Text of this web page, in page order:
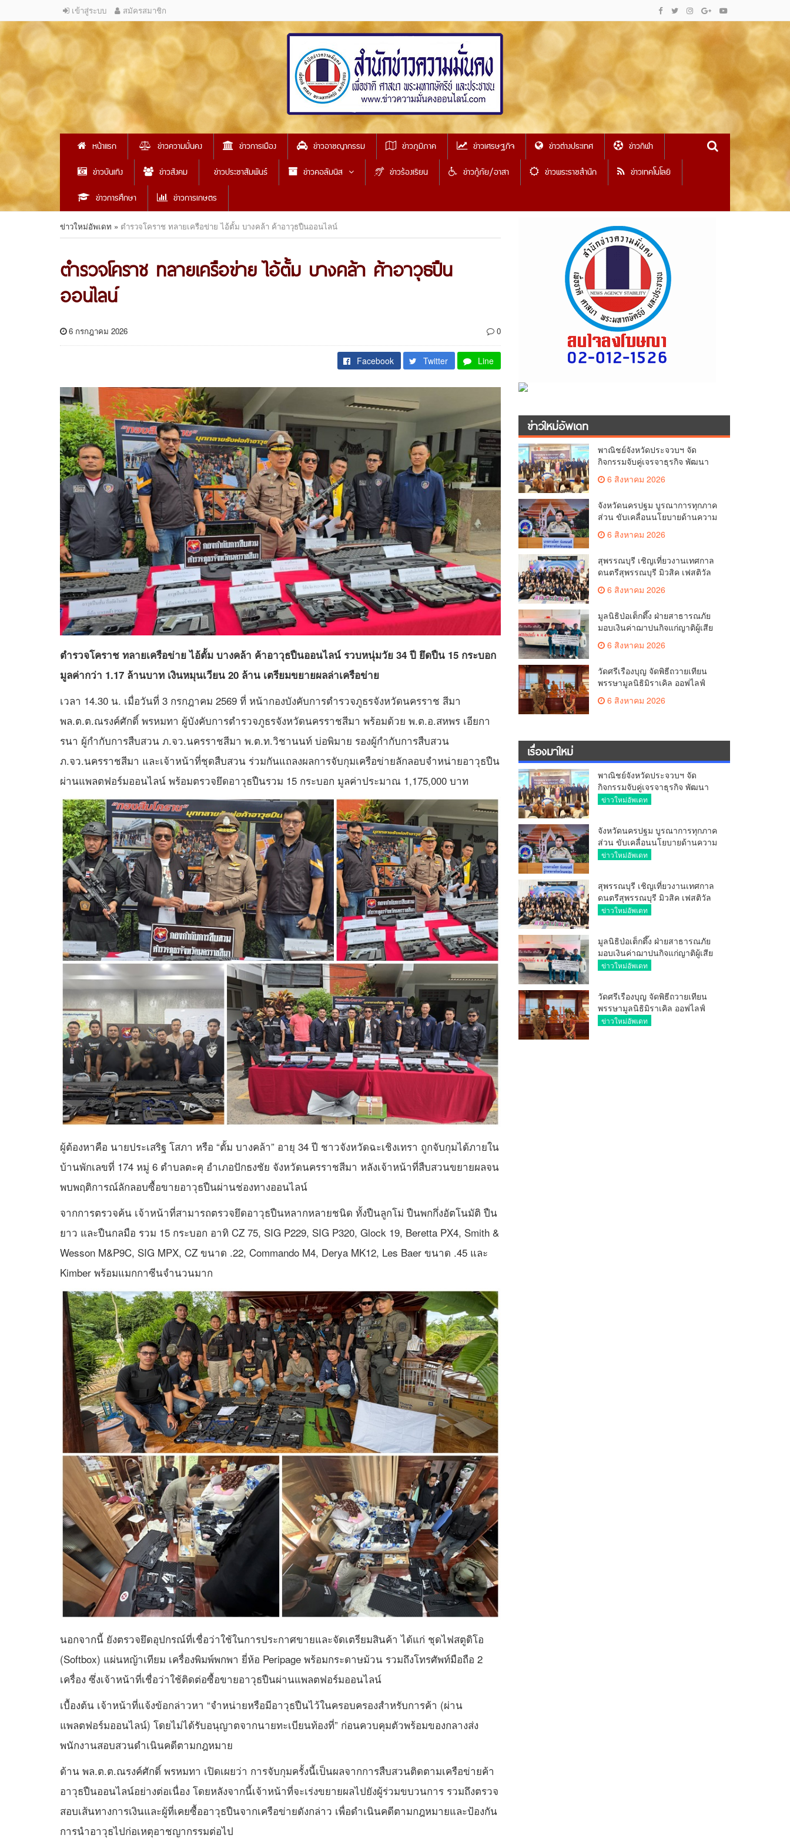
เข้าสู่ระบบ สมัครสมาชิก
หน้าแรก ข่าวความมั่นคง ข่าวการเมือง ข่าวอาชญากรรม ข่าวภูมิภาค ข่าวเศรษฐกิจ ข่าวต่างประเทศ
ข่าวกีฬา
ข่าวบันเทิง
ข่าวสังคม ข่าวประชาสัมพันธ์ ข่าวคอลัมนิส ข่าวร้องเรียน ข่าวกู้ภัย/อาสา ข่าวพระราชสำนัก
ข่าวเทคโนโลยี
ข่าวการศึกษา
ข่าวการเกษตร
ข่าวใหม่อัพเดท » ตำรวจโคราช ทลายเครือข่าย ไอ้ตั้ม บางคล้า ค้าอาวุธปืนออนไลน์
ตำรวจโคราช ทลายเครือข่าย ไอ้ตั้ม บางคล้า ค้าอาวุธปืน
ออนไลน์
6 กรกฎาคม 2026 0
Facebook Twitter Line
ตำรวจโคราช ทลายเครือข่าย ไอ้ตั้ม บางคล้า ค้าอาวุธปืนออนไลน์ รวบหนุ่มวัย 34 ปี ยึดปืน 15 กระบอก
มูลค่ากว่า 1.17 ล้านบาท เงินหมุนเวียน 20 ล้าน เตรียมขยายผลล่าเครือข่าย
เวลา 14.30 น. เมื่อวันที่ 3 กรกฎาคม 2569 ที่ หน้ากองบังคับการตำรวจภูธรจังหวัดนครราช สีมา
พล.ต.ต.ณรงค์ศักดิ์ พรหมทา ผู้บังคับการตำรวจภูธรจังหวัดนครราชสีมา พร้อมด้วย พ.ต.อ.สหพร เอียกา
รนา ผู้กำกับการสืบสวน ภ.จว.นครราชสีมา พ.ต.ท.วิชานนท์ บ่อพิมาย รองผู้กำกับการสืบสวน
ภ.จว.นครราชสีมา และเจ้าหน้าที่ชุดสืบสวน ร่วมกันแถลงผลการจับกุมเครือข่ายลักลอบจำหน่ายอาวุธปืน
ผ่านแพลตฟอร์มออนไลน์ พร้อมตรวจยึดอาวุธปืนรวม 15 กระบอก มูลค่าประมาณ 1,175,000 บาท
ผู้ต้องหาคือ นายประเสริฐ โสภา หรือ “ตั้ม บางคล้า” อายุ 34 ปี ชาวจังหวัดฉะเชิงเทรา ถูกจับกุมได้ภายใน
บ้านพักเลขที่ 174 หมู่ 6 ตำบลตะคุ อำเภอปักธงชัย จังหวัดนครราชสีมา หลังเจ้าหน้าที่สืบสวนขยายผลจน
พบพฤติการณ์ลักลอบซื้อขายอาวุธปืนผ่านช่องทางออนไลน์
จากการตรวจค้น เจ้าหน้าที่สามารถตรวจยึดอาวุธปืนหลากหลายชนิด ทั้งปืนลูกโม่ ปืนพกกึ่งอัตโนมัติ ปืน
ยาว และปืนกลมือ รวม 15 กระบอก อาทิ CZ 75, SIG P229, SIG P320, Glock 19, Beretta PX4, Smith &
Wesson M&P9C, SIG MPX, CZ ขนาด .22, Commando M4, Derya MK12, Les Baer ขนาด .45 และ
Kimber พร้อมแมกกาซีนจำนวนมาก
นอกจากนี้ ยังตรวจยึดอุปกรณ์ที่เชื่อว่าใช้ในการประกาศขายและจัดเตรียมสินค้า ได้แก่ ชุดไฟสตูดิโอ
(Softbox) แผ่นหญ้าเทียม เครื่องพิมพ์พกพา ยี่ห้อ Peripage พร้อมกระดาษม้วน รวมถึงโทรศัพท์มือถือ 2
เครื่อง ซึ่งเจ้าหน้าที่เชื่อว่าใช้ติดต่อซื้อขายอาวุธปืนผ่านแพลตฟอร์มออนไลน์
เบื้องต้น เจ้าหน้าที่แจ้งข้อกล่าวหา “จำหน่ายหรือมีอาวุธปืนไว้ในครอบครองสำหรับการค้า (ผ่าน
แพลตฟอร์มออนไลน์) โดยไม่ได้รับอนุญาตจากนายทะเบียนท้องที่” ก่อนควบคุมตัวพร้อมของกลางส่ง
พนักงานสอบสวนดำเนินคดีตามกฎหมาย
ด้าน พล.ต.ต.ณรงค์ศักดิ์ พรหมทา เปิดเผยว่า การจับกุมครั้งนี้เป็นผลจากการสืบสวนติดตามเครือข่ายค้า
อาวุธปืนออนไลน์อย่างต่อเนื่อง โดยหลังจากนี้เจ้าหน้าที่จะเร่งขยายผลไปยังผู้ร่วมขบวนการ รวมถึงตรวจ
สอบเส้นทางการเงินและผู้ที่เคยซื้ออาวุธปืนจากเครือข่ายดังกล่าว เพื่อดำเนินคดีตามกฎหมายและป้องกัน
การนำอาวุธไปก่อเหตุอาชญากรรมต่อไป
ข่าวใหม่อัพเดท
พาณิชย์จังหวัดประจวบฯ จัด
กิจกรรมจับคู่เจรจาธุรกิจ พัฒนา
ศักยภาพ ผู้ประกอบการ ขยายช่อง
ทางการค้า สู่การค้าระหว่าง
6 สิงหาคม 2026
จังหวัดนครปฐม บูรณาการทุกภาค
ส่วน ขับเคลื่อนนโยบายด้านความ
มั่นคง ยกระดับการป้องกัน
อาชญากรรมทางเทคโนโลยี
6 สิงหาคม 2026
สุพรรณบุรี เชิญเที่ยวงานเทศกาล
ดนตรีสุพรรณบุรี มิวสิค เฟสติวัล
มันส์ เหน่อมาก
6 สิงหาคม 2026
มูลนิธิป่อเต็กตึ๊ง ฝ่ายสาธารณภัย
มอบเงินค่าฌาปนกิจแก่ญาติผู้เสีย
ชีวิต จากเหตุเพลิงไหม้ โรงเบียร์ ณ
ลาดพร้าว จำนวน 20,000 บาท
6 สิงหาคม 2026
วัดศรีเรืองบุญ จัดพิธีถวายเทียน
พรรษามูลนิธิมิราเคิล ออฟไลฟ์
ประจำปี 2569 พล.ต.ต.ศิริวัฒน์
ดีพอ ให้เกียรติเป็นประธาน
6 สิงหาคม 2026
เรื่องมาใหม่
พาณิชย์จังหวัดประจวบฯ จัด
กิจกรรมจับคู่เจรจาธุรกิจ พัฒนา
ศักยภาพ ผู้ประกอบการ ขยายช่อง
ข่าวใหม่อัพเดท
จังหวัดนครปฐม บูรณาการทุกภาค
ส่วน ขับเคลื่อนนโยบายด้านความ
มั่นคง ยกระดับการป้องกัน
ข่าวใหม่อัพเดท
สุพรรณบุรี เชิญเที่ยวงานเทศกาล
ดนตรีสุพรรณบุรี มิวสิค เฟสติวัล
มันส์ เหน่อมาก
ข่าวใหม่อัพเดท
มูลนิธิป่อเต็กตึ๊ง ฝ่ายสาธารณภัย
มอบเงินค่าฌาปนกิจแก่ญาติผู้เสีย
ชีวิต จากเหตุเพลิงไหม้ โรงเบียร์ ณ
ข่าวใหม่อัพเดท
วัดศรีเรืองบุญ จัดพิธีถวายเทียน
พรรษามูลนิธิมิราเคิล ออฟไลฟ์
ประจำปี 2569 พล.ต.ต.ศิริวัฒน์
ข่าวใหม่อัพเดท